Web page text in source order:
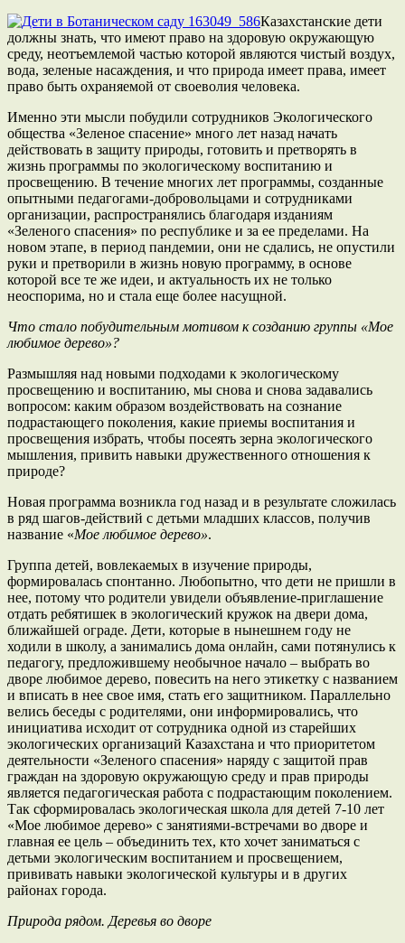
Казахстанские дети
должны знать, что имеют право на здоровую окружающую
среду, неотъемлемой частью которой являются чистый воздух,
вода, зеленые насаждения, и что природа имеет права, имеет
право быть охраняемой от своеволия человека.
Именно эти мысли побудили сотрудников Экологического
общества «Зеленое спасение» много лет назад начать
действовать в защиту природы, готовить и претворять в
жизнь программы по экологическому воспитанию и
просвещению. В течение многих лет программы, созданные
опытными педагогами-добровольцами и сотрудниками
организации, распространялись благодаря изданиям
«Зеленого спасения» по республике и за ее пределами. На
новом этапе, в период пандемии, они не сдались, не опустили
руки и претворили в жизнь новую программу, в основе
которой все те же идеи, и актуальность их не только
неоспорима, но и стала еще более насущной.
Что стало побудительным мотивом к созданию группы «Мое
любимое дерево»?
Размышляя над новыми подходами к экологическому
просвещению и воспитанию, мы снова и снова задавались
вопросом: каким образом воздействовать на сознание
подрастающего поколения, какие приемы воспитания и
просвещения избрать, чтобы посеять зерна экологического
мышления, привить навыки дружественного отношения к
природе?
Новая программа возникла год назад и в результате сложилась
в ряд шагов-действий с детьми младших классов, получив
название «Мое любимое дерево».
Группа детей, вовлекаемых в изучение природы,
формировалась спонтанно. Любопытно, что дети не пришли в
нее, потому что родители увидели объявление-приглашение
отдать ребятишек в экологический кружок на двери дома,
ближайшей ограде. Дети, которые в нынешнем году не
ходили в школу, а занимались дома онлайн, сами потянулись к
педагогу, предложившему необычное начало – выбрать во
дворе любимое дерево, повесить на него этикетку с названием
и вписать в нее свое имя, стать его защитником. Параллельно
велись беседы с родителями, они информировались, что
инициатива исходит от сотрудника одной из старейших
экологических организаций Казахстана и что приоритетом
деятельности «Зеленого спасения» наряду с защитой прав
граждан на здоровую окружающую среду и прав природы
является педагогическая работа с подрастающим поколением.
Так сформировалась экологическая школа для детей 7-10 лет
«Мое любимое дерево» с занятиями-встречами во дворе и
главная ее цель – объединить тех, кто хочет заниматься с
детьми экологическим воспитанием и просвещением,
прививать навыки экологической культуры и в других
районах города.
Природа рядом. Деревья во дворе